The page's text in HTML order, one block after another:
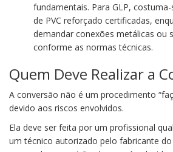
fundamentais. Para GLP,
de PVC reforçado certificadas,
demandar conexões metálicas ou
conforme as normas técnicas.
Quem Deve Realizar a
A conversão não é um procedimento
devido aos riscos envolvidos.
Ela deve ser feita por um profissional
um técnico autorizado pelo fabricante